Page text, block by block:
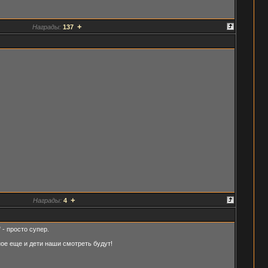
Награды: 137 +
Награды: 4 +
просто супер.
еще и дети наши смотреть будут!